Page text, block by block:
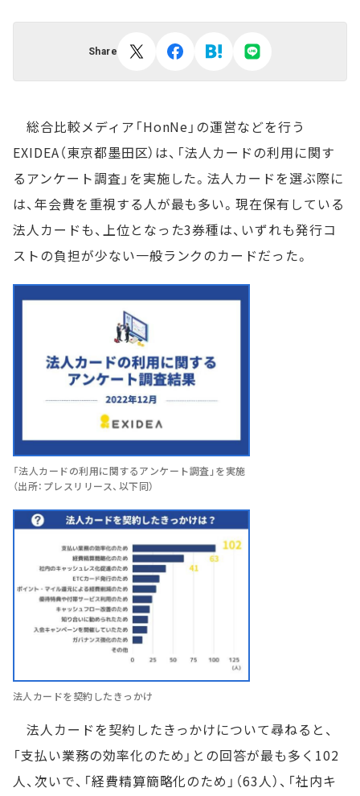
Share
総合比較メディア「HonNe」の運営などを行う
EXIDEA（東京都墨田区）は、「法人カードの利用に関す
るアンケート調査」を実施した。法人カードを選ぶ際に
は、年会費を重視する人が最も多い。現在保有している
法人カードも、上位となった3券種は、いずれも発行コ
ストの負担が少ない一般ランクのカードだった。
「法人カードの利用に関するアンケート調査」を実施
（出所：プレスリリース、以下同）
法人カードを契約したきっかけ
法人カードを契約したきっかけについて尋ねると、
「支払い業務の効率化のため」との回答が最も多く102
人、次いで、「経費精算簡略化のため」（63人）、「社内キ